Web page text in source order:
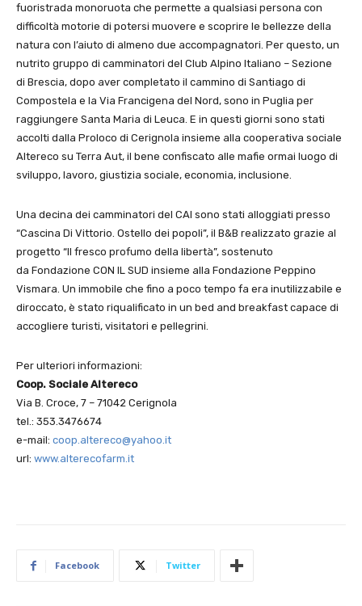
fuoristrada monoruota che permette a qualsiasi persona con
difficoltà motorie di potersi muovere e scoprire le bellezze della
natura con l’aiuto di almeno due accompagnatori. Per questo, un
nutrito gruppo di camminatori del Club Alpino Italiano – Sezione
di Brescia, dopo aver completato il cammino di Santiago di
Compostela e la Via Francigena del Nord, sono in Puglia per
raggiungere Santa Maria di Leuca. E in questi giorni sono stati
accolti dalla Proloco di Cerignola insieme alla cooperativa sociale
Altereco su Terra Aut, il bene confiscato alle mafie ormai luogo di
sviluppo, lavoro, giustizia sociale, economia, inclusione.
Una decina dei camminatori del CAI sono stati alloggiati presso
“Cascina Di Vittorio. Ostello dei popoli”, il B&B realizzato grazie al
progetto “Il fresco profumo della libertà”, sostenuto
da Fondazione CON IL SUD insieme alla Fondazione Peppino
Vismara. Un immobile che fino a poco tempo fa era inutilizzabile e
diroccato, è stato riqualificato in un bed and breakfast capace di
accogliere turisti, visitatori e pellegrini.
Per ulteriori informazioni:
Coop. Sociale Altereco
Via B. Croce, 7 – 71042 Cerignola
tel.: 353.3476674
e-mail: coop.altereco@yahoo.it
url: www.alterecofarm.it
Facebook Twitter